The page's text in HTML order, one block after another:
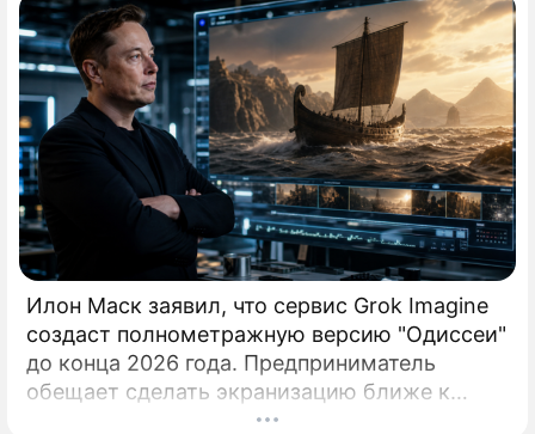
Илон Маск заявил, что сервис Grok Imagine
создаст полнометражную версию "Одиссеи"
до конца 2026 года. Предприниматель
обещает сделать экранизацию ближе к
поэме Гомера и историческому контексту,